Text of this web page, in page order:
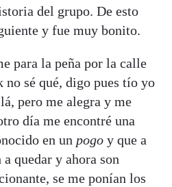
del grupo. De esto
y fue muy bonito.
para la peña por la calle
sé qué, digo pues tío yo
pero me alegra y me
día me encontré una
en un pogo y que a
quedar y ahora son
se me ponían los